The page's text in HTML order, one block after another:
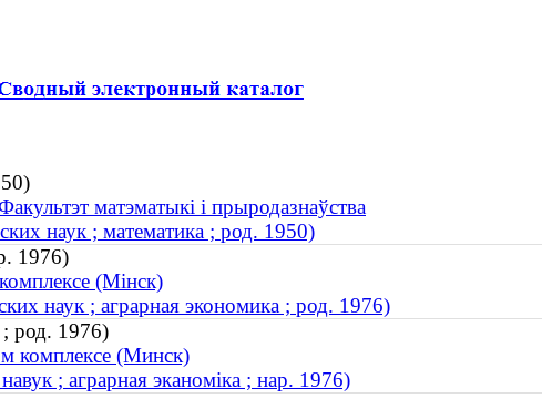
матэматыкі і прыродазнаўства
наук ; математика ; род. 1950)
1976)
(Мінск)
наук ; аграрная экономика ; род. 1976)
; род. 1976)
комплексе (Минск)
; аграрная эканоміка ; нар. 1976)